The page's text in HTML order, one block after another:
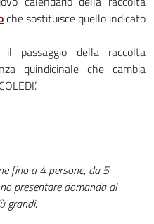
che sostituisce quello indicato
passaggio della raccolta
quindicinale che cambia
fino a 4 persone, da 5
presentare domanda al
grandi.